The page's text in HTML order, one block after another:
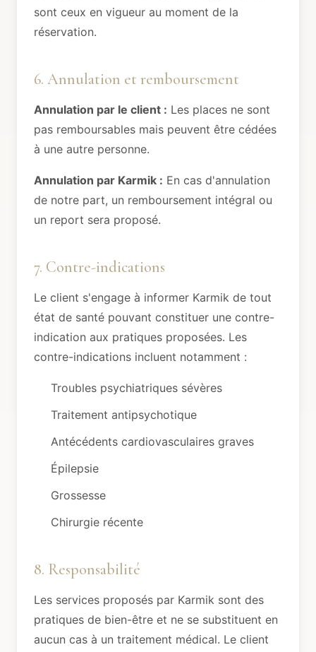
sont ceux en vigueur au moment de la
réservation.
6. Annulation et remboursement
Annulation par le client : Les places ne sont
pas remboursables mais peuvent être cédées
à une autre personne.
Annulation par Karmik : En cas d'annulation
de notre part, un remboursement intégral ou
un report sera proposé.
7. Contre-indications
Le client s'engage à informer Karmik de tout
état de santé pouvant constituer une contre-
indication aux pratiques proposées. Les
contre-indications incluent notamment :
Troubles psychiatriques sévères
Traitement antipsychotique
Antécédents cardiovasculaires graves
Épilepsie
Grossesse
Chirurgie récente
8. Responsabilité
Les services proposés par Karmik sont des
pratiques de bien-être et ne se substituent en
aucun cas à un traitement médical. Le client